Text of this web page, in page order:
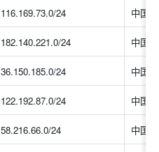
116.169.73.0/24 中国
182.140.221.0/24 中国
36.150.185.0/24 中国
122.192.87.0/24 中国
58.216.66.0/24 中国